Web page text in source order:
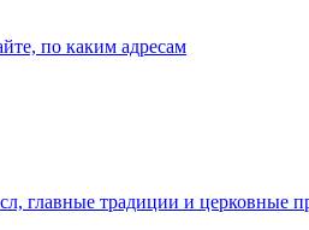
по каким адресам
главные традиции и церковные